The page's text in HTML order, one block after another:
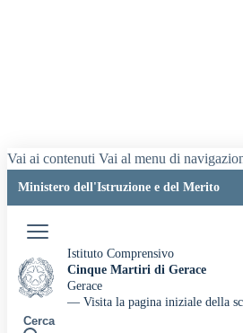
Vai ai contenuti Vai al menu di
Ministero dell'Istruzione e del Merito
Istituto Comprensivo
Cinque Martiri di Gerace
Gerace
— Visita la pagina iniziale della
Cerca